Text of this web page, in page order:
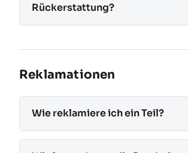
Rückerstattung?
Reklamationen
Wie reklamiere ich ein Teil?